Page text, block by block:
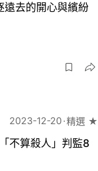
去的開心與繽紛
2023-12-20 精選 ★
不算殺人」判監8